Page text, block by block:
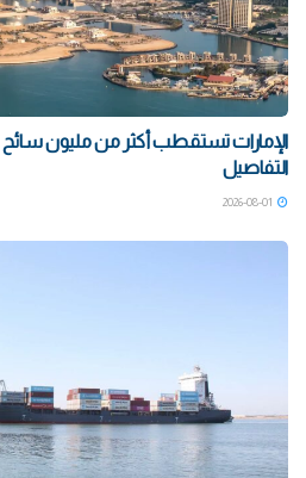
الإمارات تستقطب أكثر من مليون
التفاصيل